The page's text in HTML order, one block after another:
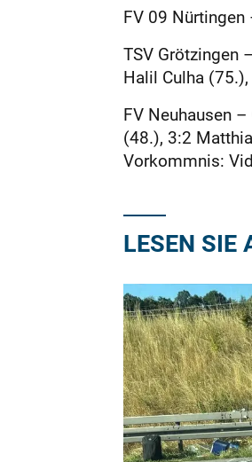
FV 09
TSV Grötzingen
Halil Culha
FV Neuhausen
(48.), 3:2
Vorkommnis:
LESEN SIE